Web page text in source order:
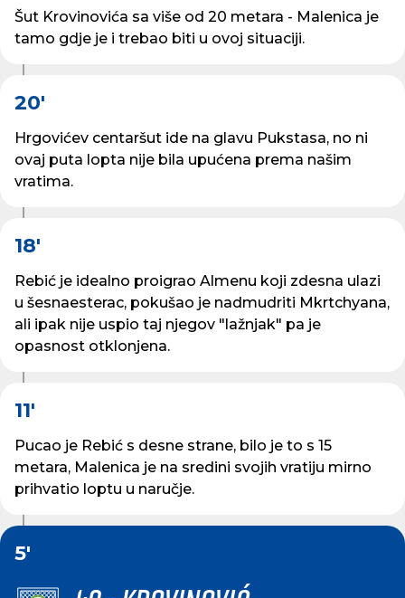
Šut Krovinovića sa više od 20 metara - Malenica je
tamo gdje je i trebao biti u ovoj situaciji.
20'
Hrgovićev centaršut ide na glavu Pukstasa, no ni
ovaj puta lopta nije bila upućena prema našim
vratima.
18'
Rebić je idealno proigrao Almenu koji zdesna ulazi
u šesnaesterac, pokušao je nadmudriti Mkrtchyana,
ali ipak nije uspio taj njegov "lažnjak" pa je
opasnost otklonjena.
11'
Pucao je Rebić s desne strane, bilo je to s 15
metara, Malenica je na sredini svojih vratiju mirno
prihvatio loptu u naručje.
5'